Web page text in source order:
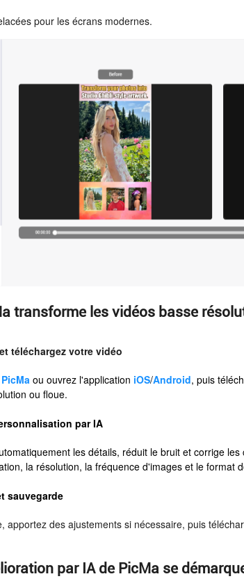
pour les écrans modernes.
transforme les vidéos basse
téléchargez votre vidéo
ou ouvrez l'application iOS/Android, puis
ou floue.
par IA
les détails, réduit le bruit et corrige
la résolution, la fréquence d'images et le format
sauvegarde
apportez des ajustements si nécessaire, puis
par IA de PicMa se